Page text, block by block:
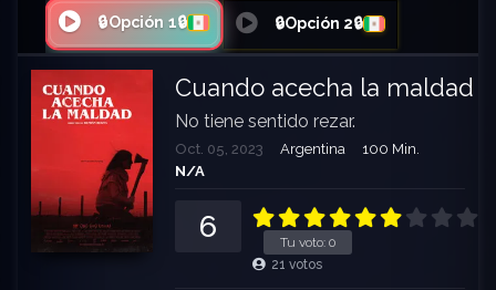
🔒Opción 1🔒 🔒Opción 2🔒
Cuando acecha la maldad
No tiene sentido rezar.
Oct. 05, 2023 Argentina
100 Min.
N/A
Tu voto: 0
6
21 votos